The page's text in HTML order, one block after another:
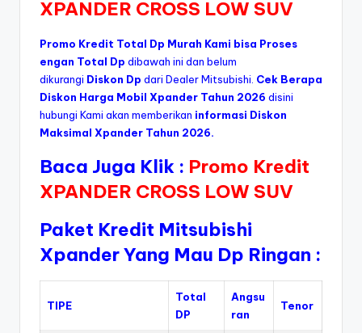
XPANDER CROSS LOW SUV
Promo Kredit Total Dp Murah Kami bisa Proses
engan Total Dp dibawah ini dan belum
dikurangi Diskon Dp dari Dealer Mitsubishi. Cek Berapa
Diskon Harga Mobil Xpander Tahun 2026 disini
hubungi Kami akan memberikan informasi Diskon
Maksimal Xpander Tahun 2026.
Baca Juga Klik : Promo Kredit
XPANDER CROSS LOW SUV
Paket Kredit Mitsubishi
Xpander Yang Mau Dp Ringan :
TIPE
Total
DP
Angsu
ran
Tenor